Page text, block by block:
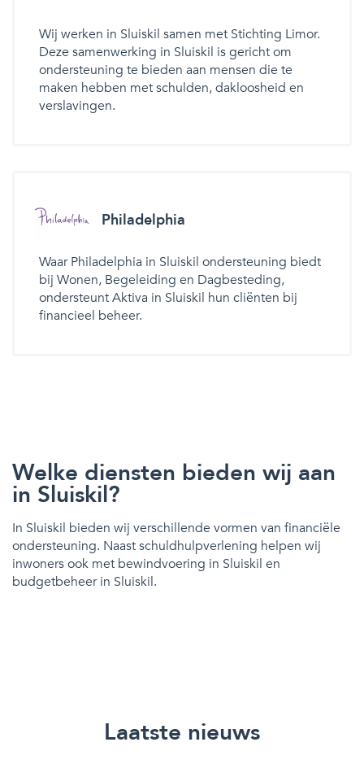
Wij werken in Sluiskil samen met Stichting Limor.
Deze samenwerking in Sluiskil is gericht om
ondersteuning te bieden aan mensen die te
maken hebben met schulden, dakloosheid en
verslavingen.
Philadelphia
Waar Philadelphia in Sluiskil ondersteuning biedt
bij Wonen, Begeleiding en Dagbesteding,
ondersteunt Aktiva in Sluiskil hun cliënten bij
financieel beheer.
Welke diensten bieden wij aan
in Sluiskil?
In Sluiskil bieden wij verschillende vormen van financiële
ondersteuning. Naast schuldhulpverlening helpen wij
inwoners ook met bewindvoering in Sluiskil en
budgetbeheer in Sluiskil.
Laatste nieuws